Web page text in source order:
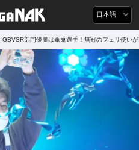
日本語
GBVSR部門優勝は傘兎選手！無冠のフェリ使い